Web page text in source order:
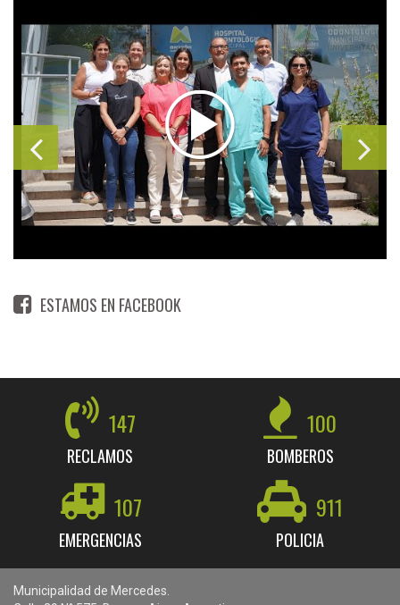
ESTAMOS EN FACEBOOK
147
RECLAMOS
100
BOMBEROS
107
EMERGENCIAS
911
POLICIA
Municipalidad de Mercedes.